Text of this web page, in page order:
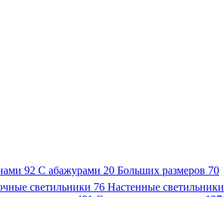
92 С абажурами 20 Больших размеров 70
светильники 76 Настенные светильники